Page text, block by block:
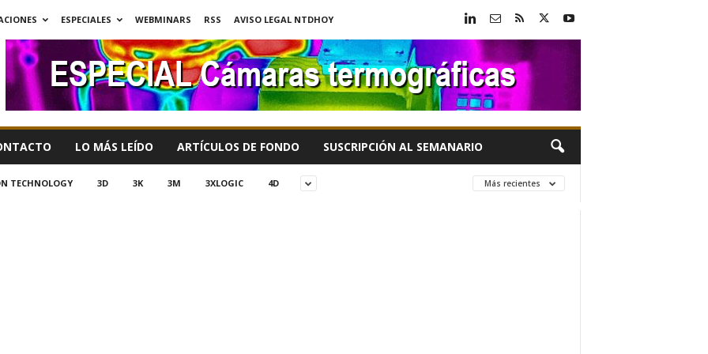
ESPECIALES WEBMINARS RSS
AVISO LEGAL NTDHOY
LO MÁS LEÍDO ARTÍCULOS DE FONDO SUSCRIPCIÓN AL SEMANARIO
TECHNOLOGY 3D 3K 3M 3XLOGIC 4D Más recientes